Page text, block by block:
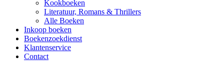
Kookboeken
Literatuur, Romans & Thrillers
Alle Boeken
Inkoop boeken
Boekenzoekdienst
Klantenservice
Contact